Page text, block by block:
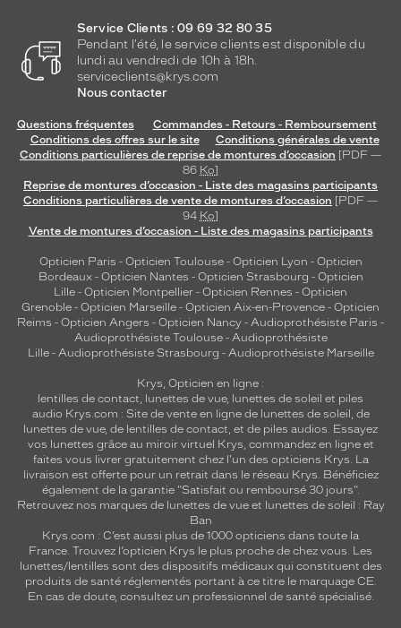
Service Clients : 09 69 32 80 35
Pendant l'été, le service clients est disponible du
lundi au vendredi de 10h à 18h.
serviceclients@krys.com
Nous contacter
Questions fréquentes
Commandes - Retours - Remboursement
Conditions des offres sur le site
Conditions générales de vente
Conditions particulières de reprise de montures d’occasion [PDF —
86 Ko]
Reprise de montures d’occasion - Liste des magasins participants
Conditions particulières de vente de montures d’occasion [PDF —
94 Ko]
Vente de montures d’occasion - Liste des magasins participants
Opticien Paris - Opticien Toulouse- Opticien Lyon - Opticien
Bordeaux- Opticien Nantes - Opticien Strasbourg - Opticien
Lille - Opticien Montpellier - Opticien Rennes - Opticien
Grenoble - Opticien Marseille - Opticien Aix-en-Provence - Opticien
Reims - Opticien Angers - Opticien Nancy - Audioprothésiste Paris -
Audioprothésiste Toulouse- Audioprothésiste
Lille- Audioprothésiste Strasbourg - Audioprothésiste Marseille
Krys, Opticien en ligne :
lentilles de contact, lunettes de vue, lunettes de soleil et piles
audio Krys.com : Site de vente en ligne de lunettes de soleil, de
lunettes de vue, de lentilles de contact, et de piles audios. Essayez
vos lunettes grâce au miroir virtuel Krys, commandez en ligne et
faites vous livrer gratuitement chez l'un des opticiens Krys. La
livraison est offerte pour un retrait dans le réseau Krys. Bénéficiez
également de la garantie "Satisfait ou remboursé 30 jours".
Retrouvez nos marques de lunettes de vue et lunettes de soleil : Ray
Ban
Krys.com : C’est aussi plus de 1000 opticiens dans toute la
France. Trouvez l’opticien Krys le plus proche de chez vous. Les
lunettes/lentilles sont des dispositifs médicaux qui constituent des
produits de santé réglementés portant à ce titre le marquage CE.
En cas de doute, consultez un professionnel de santé spécialisé.